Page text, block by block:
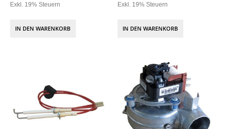
Exkl. 19% Steuern
IN DEN WARENKORB
Exkl. 19% Steuern
IN DEN WARENKORB